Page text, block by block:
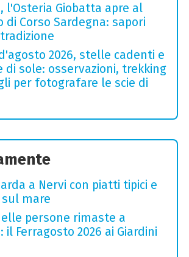
l'Osteria Giobatta apre al
di Corso Sardegna: sapori
2026, stelle cadenti e
di sole: osservazioni, trekking
per fotografare le scie di
a Nervi con piatti tipici e
mare
persone rimaste a
il Ferragosto 2026 ai Giardini